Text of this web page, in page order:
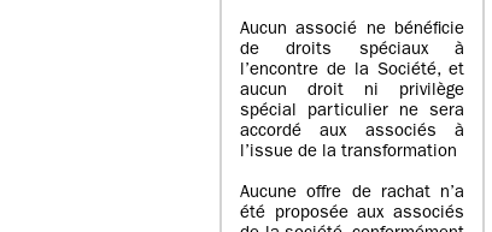
Aucun associé ne bénéficie
de droits spéciaux à
l’encontre de la Société, et
aucun droit ni privilège
spécial particulier ne sera
accordé aux associés à
l’issue de la transformation
Aucune offre de rachat n’a
été proposée aux associés